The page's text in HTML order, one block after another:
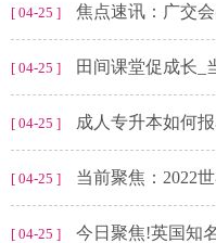
[ 04-25 ] 焦点速讯：广交
[ 04-25 ] 田间课堂促成长_
[ 04-25 ] 成人专升本如何
[ 04-25 ] 当前聚焦：2022世界各国和
[ 04-25 ] 今日聚焦!英国知